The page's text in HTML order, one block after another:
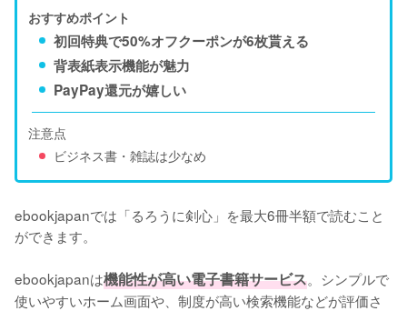
おすすめポイント
初回特典で50%オフクーポンが6枚貰える
背表紙表示機能が魅力
PayPay還元が嬉しい
注意点
ビジネス書・雑誌は少なめ
ebookjapanでは「るろうに剣心」を最大6冊半額で読むこと
ができます。
ebookjapanは機能性が高い電子書籍サービス。シンプルで
使いやすいホーム画面や、制度が高い検索機能などが評価さ